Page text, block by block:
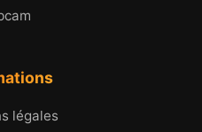
légales